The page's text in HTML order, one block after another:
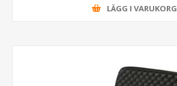
LÄGG I VARUKORG